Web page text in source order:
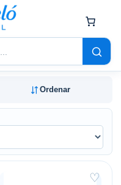
Ordenar
♡